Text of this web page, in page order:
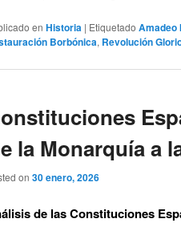
en Historia | Etiquetado Amadeo
Borbónica, Revolución
la Monarquía a
on 30 enero, 2026
de las Constituciones